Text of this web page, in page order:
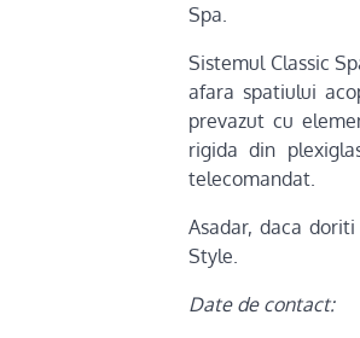
Spa.
Sistemul Classic
afara spatiului
prevazut cu
rigida din
telecomandat.
Asadar, daca
Style.
Date de contact: